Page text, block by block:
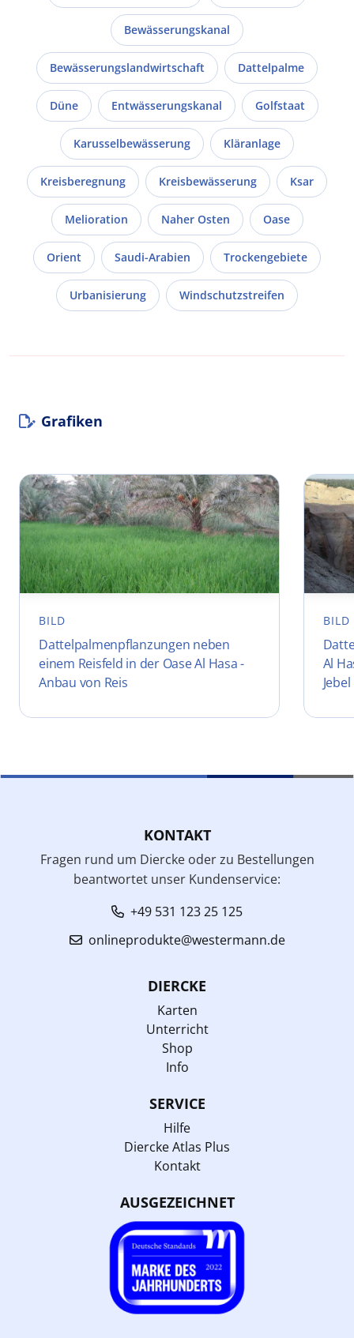
Bewässerungskanal
Bewässerungslandwirtschaft Dattelpalme
Düne Entwässerungskanal Golfstaat
Karusselbewässerung Kläranlage
Kreisberegnung Kreisbewässerung Ksar
Melioration Naher Osten Oase
Orient Saudi-Arabien Trockengebiete
Urbanisierung Windschutzstreifen
Grafiken
BILD
Dattelpalmenpflanzungen neben
einem Reisfeld in der Oase Al Hasa -
Anbau von Reis
BILD
Al
KONTAKT
Fragen rund um Diercke oder zu Bestellungen
beantwortet unser Kundenservice:
+49 531 123 25 125
onlineprodukte@westermann.de
DIERCKE
Karten
Unterricht
Shop
Info
SERVICE
Hilfe
Diercke Atlas Plus
Kontakt
AUSGEZEICHNET